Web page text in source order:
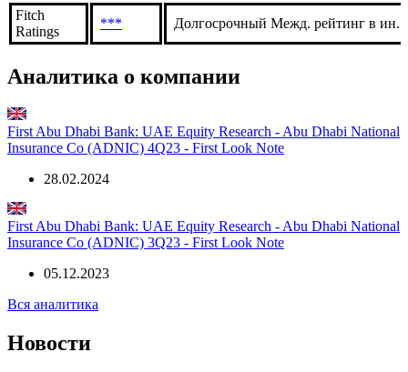
Fitch
Ratings
*** Долгосрочный Межд. рейтинг в ин.
Аналитика о компании
First Abu Dhabi Bank: UAE Equity Research - Abu Dhabi National
Insurance Co (ADNIC) 4Q23 - First Look Note
28.02.2024
First Abu Dhabi Bank: UAE Equity Research - Abu Dhabi National
Insurance Co (ADNIC) 3Q23 - First Look Note
05.12.2023
Вся аналитика
Новости